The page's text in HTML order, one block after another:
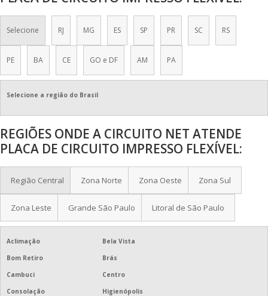
PLACA DE CIRCUITO IMPRESSO COMPRAR
PLACA DE CIRCUITO IMPRESSO DUPLA FACE
PLACA DE CIRCUITO IMPRESSO FURADA
PLACA DE CIRCUITO IMPRESSO NCM
PLACA DE CIRCUITO IMPRESSO PARA LED
PLACA DE CIRCUITO IMPRESSO PROFISSIONAL
PLACAS DE CIRCUITO IMPRESSO DE AMPLIFICADORES
Selecione RJ MG ES SP PR SC RS
PE BA CE GO e DF AM PA
Selecione a região do Brasil
REGIÕES ONDE A CIRCUITO NET ATENDE
PLACA DE CIRCUITO IMPRESSO FLEXÍVEL:
Região Central Zona Norte Zona Oeste Zona Sul
Zona Leste Grande São Paulo Litoral de São Paulo
Aclimação
Bela Vista
Bom Retiro
Brás
Cambuci
Centro
Consolação
Higienópolis